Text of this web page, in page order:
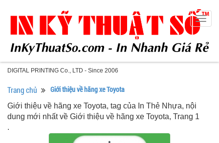
DIGITAL PRINTING Co., LTD - Since 2006
Trang chủ Giới thiệu về hãng xe Toyota
Giới thiệu về hãng xe Toyota, tag của In Thẻ Nhựa, nội
dung mới nhất về Giới thiệu về hãng xe Toyota, Trang 1
.